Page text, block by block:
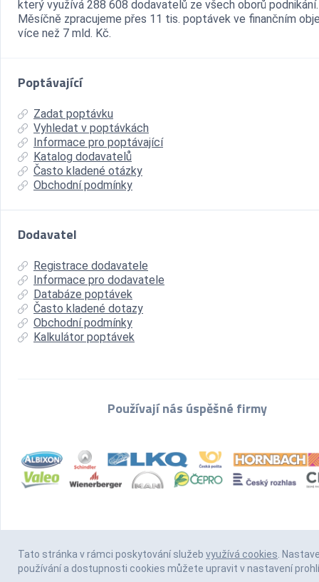
který využívá 288 608 dodavatelů ze všech oborů podnikání.
Měsíčně zpracujeme přes 11 tis. poptávek ve finančním
více než 7 mld. Kč.
Poptávající
Zadat poptávku
Vyhledat v poptávkách
Informace pro poptávající
Katalog dodavatelů
Často kladené otázky
Obchodní podmínky
Dodavatel
Registrace dodavatele
Informace pro dodavatele
Databáze poptávek
Často kladené dotazy
Obchodní podmínky
Kalkulátor poptávek
Používají nás úspěšné firmy
Tato stránka v rámci poskytování služeb využívá cookies.
používání a dostupnosti cookies můžete upravit v nastavení